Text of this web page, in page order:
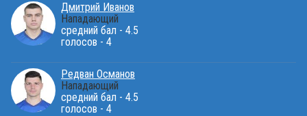
Дмитрий Иванов
Нападающий
средний бал - 4.5
голосов - 4
Редван Османов
Нападающий
средний бал - 4.5
голосов - 4